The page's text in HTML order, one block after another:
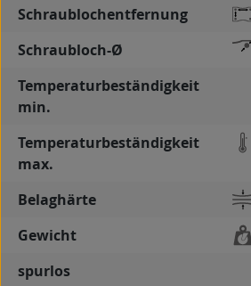
Schraublochentfernung
Schraubloch-Ø
Temperaturbeständigkeit
min.
Temperaturbeständigkeit
max.
Belaghärte
Gewicht
spurlos